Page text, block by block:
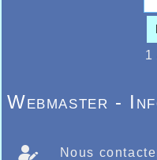
1
Webmaster -
Nous